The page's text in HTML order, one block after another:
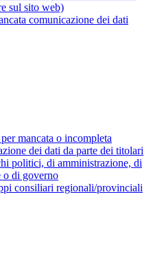
sul sito web)
comunicazione dei dati
mancata o incompleta
dei dati da parte dei titolari
politici, di amministrazione, di
o di governo
consiliari regionali/provinciali